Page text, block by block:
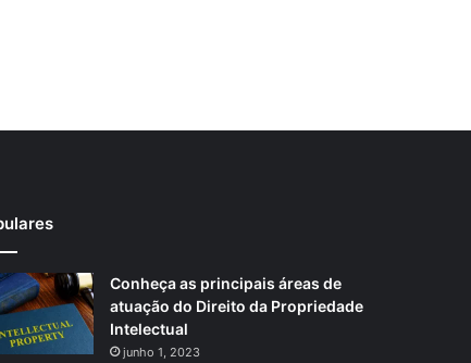
Conheça as principais áreas de
atuação do Direito da Propriedade
Intelectual
junho 1, 2023